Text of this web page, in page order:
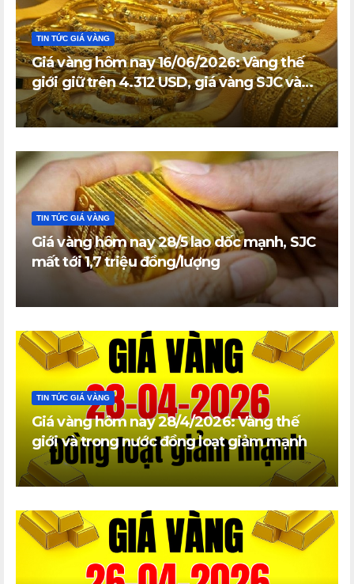
TIN TỨC GIÁ VÀNG
Giá vàng hôm nay 16/06/2026: Vàng thế
giới giữ trên 4.312 USD, giá vàng SJC và
vàng nhẫn trong nước đi ngang
TIN TỨC GIÁ VÀNG
Giá vàng hôm nay 28/5 lao dốc mạnh, SJC
mất tới 1,7 triệu đồng/lượng
TIN TỨC GIÁ VÀNG
Giá vàng hôm nay 28/4/2026: Vàng thế
giới và trong nước đồng loạt giảm mạnh